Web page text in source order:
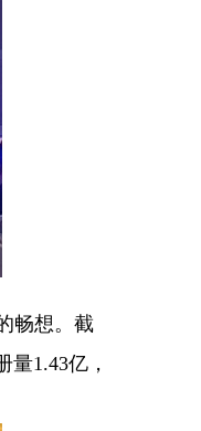
畅想。截
1.43亿，